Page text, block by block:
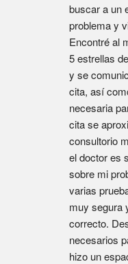
buscar a un
problema y
Encontré al
5 estrellas
y se
cita, así
necesaria
cita se
consultorio
el doctor es
sobre mi
varias
muy segura
correcto.
necesarios
hizo un